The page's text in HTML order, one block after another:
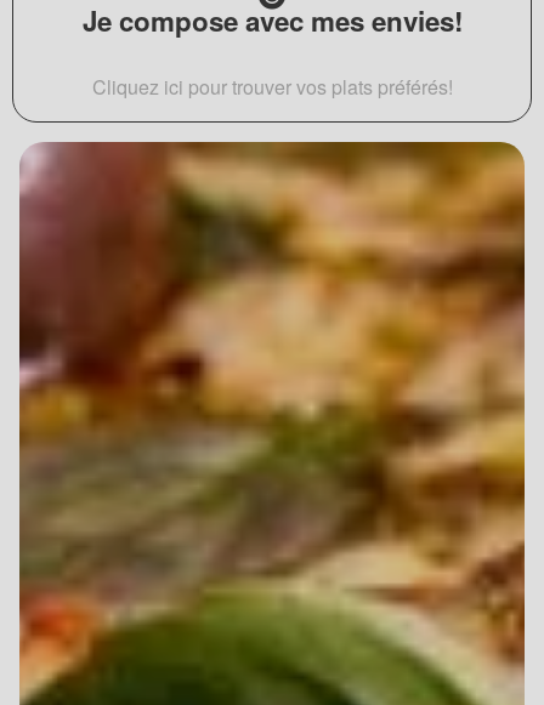
Je compose avec mes envies!
Cliquez ici pour trouver vos plats préférés!